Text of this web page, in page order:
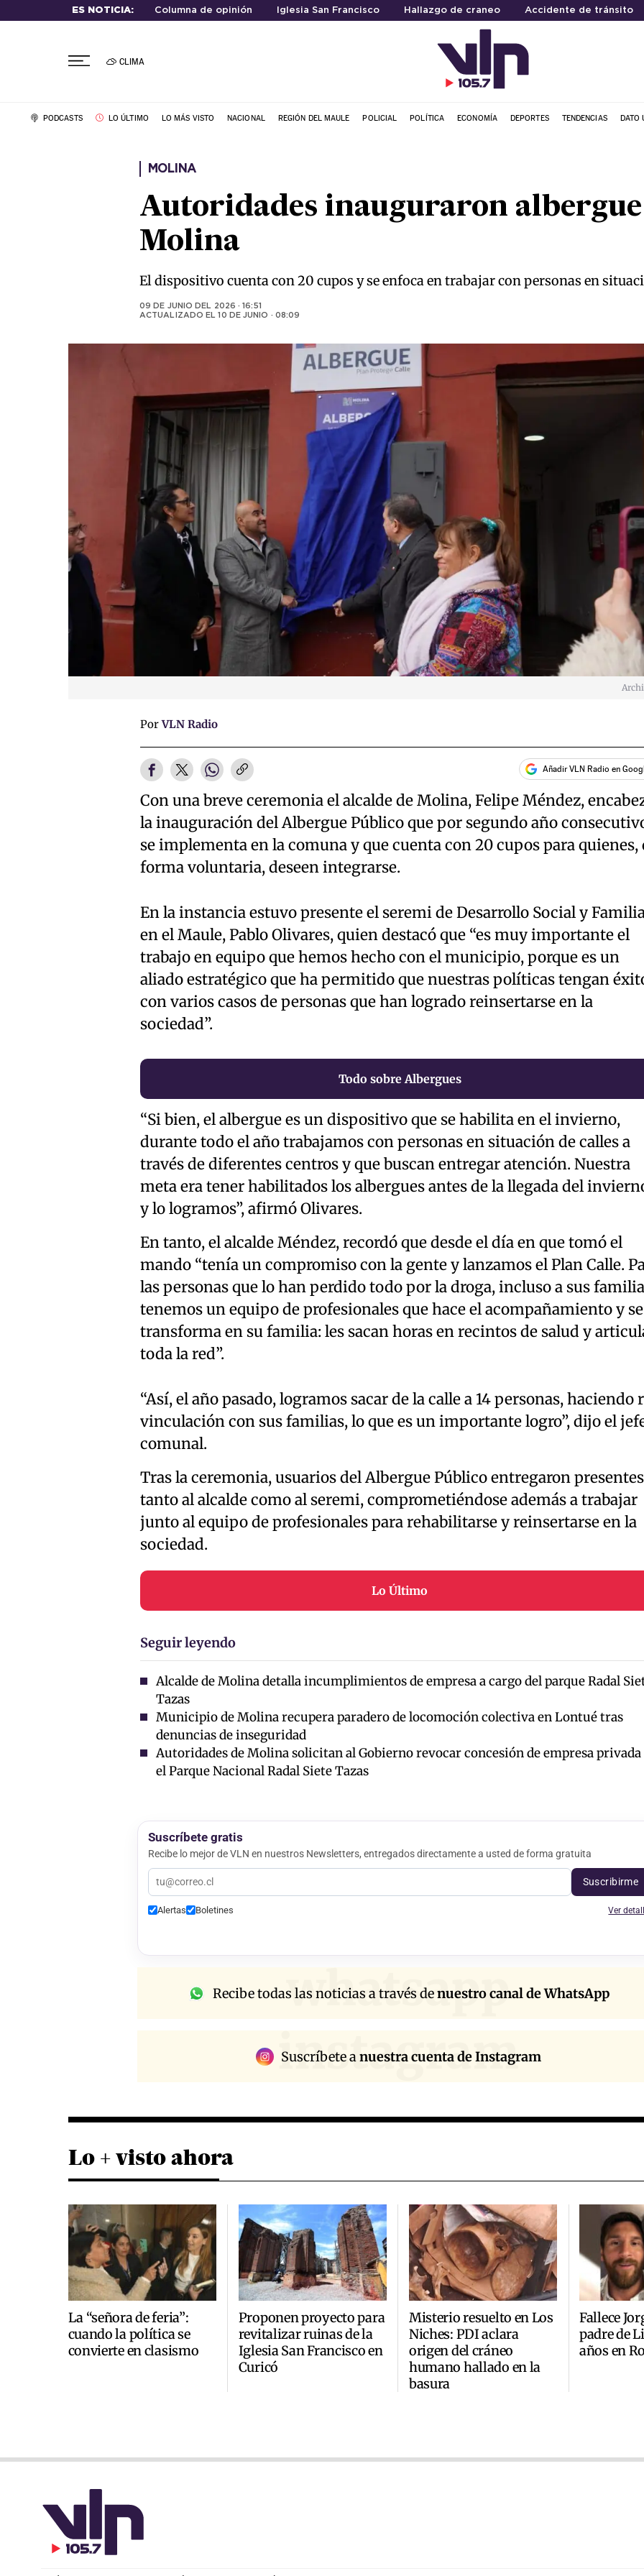
ES NOTICIA: Columna de opinión Iglesia San Francisco Hallazgo de craneo Accidente de tránsito
CLIMA
PODCASTS LO ÚLTIMO LO MÁS VISTO NACIONAL REGIÓN DEL MAULE POLICIAL POLÍTICA ECONOMÍA DEPORTES TENDENCIAS DATO
MOLINA
Autoridades inauguraron
Molina
El dispositivo cuenta con 20 cupos y se enfoca en trabajar con personas en
09 DE JUNIO DEL 2026 · 16:51
ACTUALIZADO EL10 DE JUNIO · 08:09
PorVLN Radio
Añadir VLN Radio en
Con una breve ceremonia el alcalde de Molina, Felipe Méndez,
la inauguración del Albergue Público que por segundo año
se implementa en la comuna y que cuenta con 20 cupos para quienes,
forma voluntaria, deseen integrarse.
En la instancia estuvo presente el seremi de Desarrollo Social y
en el Maule, Pablo Olivares, quien destacó que “es muy importante el
trabajo en equipo que hemos hecho con el municipio, porque es un
aliado estratégico que ha permitido que nuestras políticas tengan
con varios casos de personas que han logrado reinsertarse en la
sociedad”.
Todo sobre Albergues
“Si bien, el albergue es un dispositivo que se habilita en el invierno,
durante todo el año trabajamos con personas en situación de calles a
través de diferentes centros y que buscan entregar atención. Nuestra
meta era tener habilitados los albergues antes de la llegada del
y lo logramos”, afirmó Olivares.
En tanto, el alcalde Méndez, recordó que desde el día en que tomó el
mando “tenía un compromiso con la gente y lanzamos el Plan Calle.
las personas que lo han perdido todo por la droga, incluso a sus
tenemos un equipo de profesionales que hace el acompañamiento y se
transforma en su familia: les sacan horas en recintos de salud y
toda la red”.
“Así, el año pasado, logramos sacar de la calle a 14 personas, haciendo
vinculación con sus familias, lo que es un importante logro”, dijo el
comunal.
Tras la ceremonia, usuarios del Albergue Público entregaron presentes
tanto al alcalde como al seremi, comprometiéndose además a trabajar
junto al equipo de profesionales para rehabilitarse y reinsertarse en la
sociedad.
Lo Último
Seguir leyendo
Alcalde de Molina detalla incumplimientos de empresa a cargo del parque Radal
Tazas
Municipio de Molina recupera paradero de locomoción colectiva en Lontué tras
denuncias de inseguridad
Autoridades de Molina solicitan al Gobierno revocar concesión de empresa privada
el Parque Nacional Radal Siete Tazas
Suscríbete gratis
Recibe lo mejor de VLN en nuestros Newsletters, entregados directamente a usted de forma gratuita
Suscribirme
Alertas Boletines Ver
whatsapp
Recibe todas las noticias a través denuestro canal de WhatsApp
instagram
Suscríbete a nuestra cuenta de Instagram
Lo + visto ahora
La “señora de feria”:
cuando la política se
convierte en clasismo
Proponen proyecto para
revitalizar ruinas de la
Iglesia San Francisco en
Curicó
Misterio resuelto en Los
Niches: PDI aclara
origen del cráneo
humano hallado en la
basura
Fallece
padre de
años en